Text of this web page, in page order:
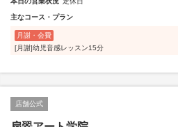
主なコース・プラン
月謝・会費
[月謝]幼児音感レッスン15分
店舗公式